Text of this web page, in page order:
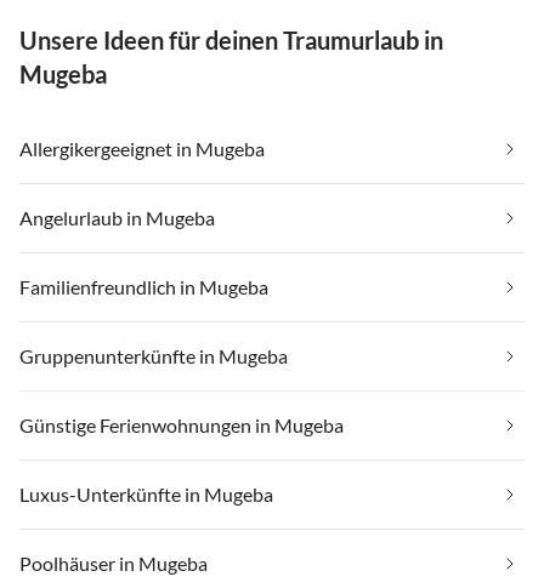
Unsere Ideen für deinen Traumurlaub in
Mugeba
Allergikergeeignet in Mugeba
Angelurlaub in Mugeba
Familienfreundlich in Mugeba
Gruppenunterkünfte in Mugeba
Günstige Ferienwohnungen in Mugeba
Luxus-Unterkünfte in Mugeba
Poolhäuser in Mugeba